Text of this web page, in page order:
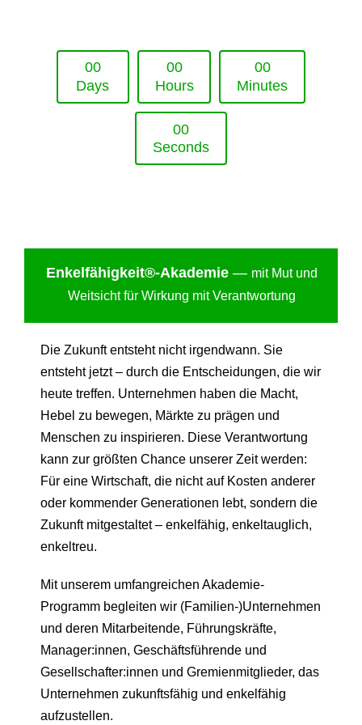
00
Days
00
Hours
00
Minutes
00
Seconds
Enkelfähigkeit®-Akademie — mit Mut und
Weitsicht für Wirkung mit Verantwortung
Die Zukunft entsteht nicht irgendwann. Sie
entsteht jetzt – durch die Entscheidungen, die wir
heute treffen. Unternehmen haben die Macht,
Hebel zu bewegen, Märkte zu prägen und
Menschen zu inspirieren. Diese Verantwortung
kann zur größten Chance unserer Zeit werden:
Für eine Wirtschaft, die nicht auf Kosten anderer
oder kommender Generationen lebt, sondern die
Zukunft mitgestaltet – enkelfähig, enkeltauglich,
enkeltreu.
Mit unserem umfangreichen Akademie-
Programm begleiten wir (Familien-)Unternehmen
und deren Mitarbeitende, Führungskräfte,
Manager:innen, Geschäftsführende und
Gesellschafter:innen und Gremienmitglieder, das
Unternehmen zukunftsfähig und enkelfähig
aufzustellen.